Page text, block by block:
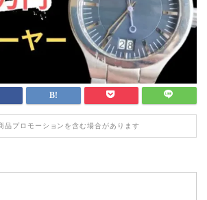
品プロモーションを含む場合があります